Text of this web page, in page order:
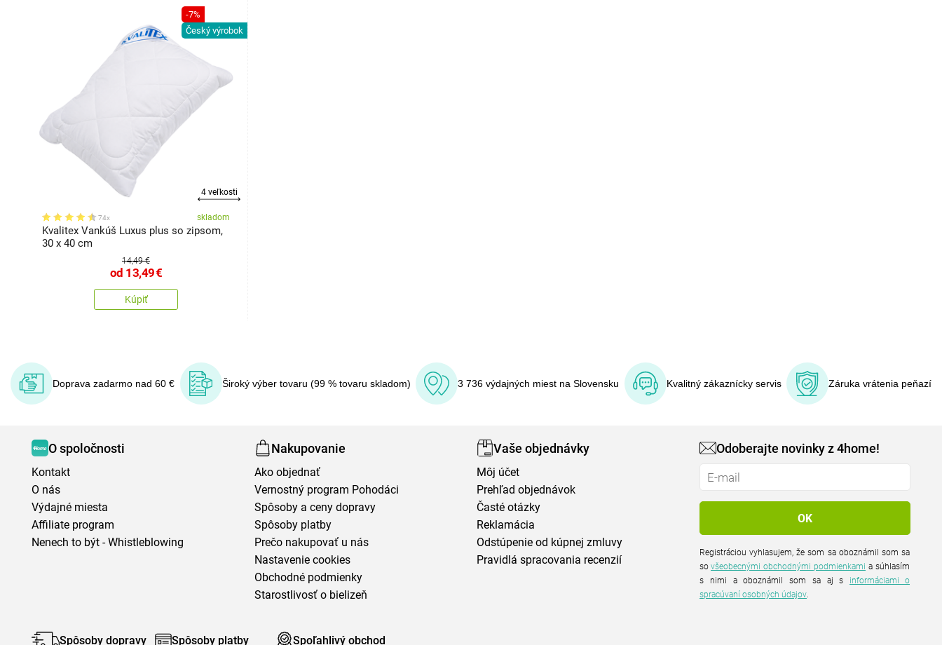
-7%
Český výrobok
4 veľkosti
74x skladom
Kvalitex Vankúš Luxus plus so zipsom,
30 x 40 cm
14,49 €
od 13,49€
Kúpiť
Doprava zadarmo nad 60 € Široký výber tovaru (99 % tovaru skladom) 3 736 výdajných miest na Slovensku Kvalitný zákaznícky servis Záruka vrátenia peňazí
O spoločnosti
Kontakt
O nás
Výdajné miesta
Affiliate program
Nenech to být - Whistleblowing
Nakupovanie
Ako objednať
Vernostný program Pohodáci
Spôsoby a ceny dopravy
Spôsoby platby
Prečo nakupovať u nás
Nastavenie cookies
Obchodné podmienky
Starostlivosť o bielizeň
Vaše objednávky
Môj účet
Prehľad objednávok
Časté otázky
Reklamácia
Odstúpenie od kúpnej zmluvy
Pravidlá spracovania recenzií
Odoberajte novinky z 4home!
Registráciou vyhlasujem, že som sa oboznámil som sa
sovšeobecnými obchodnými podmienkami a súhlasím
s nimi a oboznámil som sa aj s informáciami o
spracúvaní osobných údajov.
Spôsoby dopravy Spôsoby platby Spoľahlivý obchod